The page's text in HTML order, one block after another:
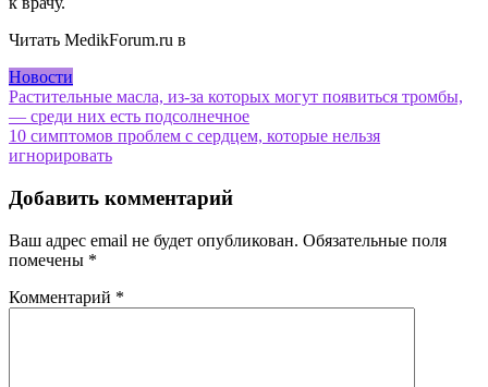
Читать MedikForum.ru в
Новости
Навигация
по
записям
Растительные масла, из-за которых могут появиться тромбы,
— среди них есть подсолнечное
10 симптомов проблем с сердцем, которые нельзя
игнорировать
Добавить комментарий
Ваш адрес email не будет опубликован. Обязательные поля
помечены *
Комментарий *